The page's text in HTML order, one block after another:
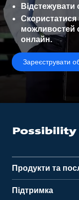
Відстежувати
Скористатися
можливостей
онлайн.
Зареєструвати
Продукти та
Підтримка